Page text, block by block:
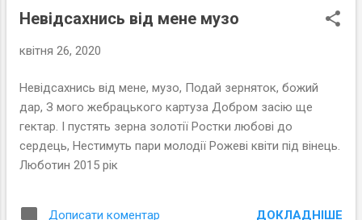
Невідсахнись від мене музо
квітня 26, 2020
Невідсахнись від мене, музо, Подай зерняток, божий
дар, З мого жебрацького картуза Добром засію ще
гектар. І пустять зерна золотії Ростки любові до
сердець, Нестимуть пари молодії Рожеві квіти під вінець.
Люботин 2015 рік
Дописати коментар ДОКЛАДНІШЕ